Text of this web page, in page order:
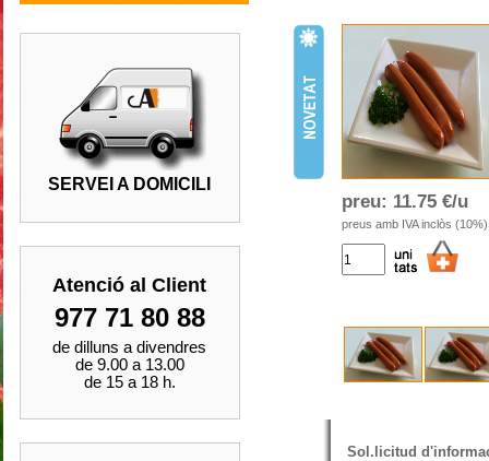
preu: 11.75 €/u
preus amb IVA inclòs (10%)
Sol.licitud
SERVEI A DOMICILI
Atenció al Client
977 71 80 88
de dilluns a divendres
de 9.00 a 13.00
de 15 a 18 h.